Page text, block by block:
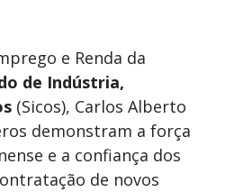
e Renda da
de Indústria,
(Sicos), Carlos Alberto
demonstram a força
e a confiança dos
de novos